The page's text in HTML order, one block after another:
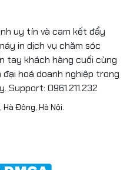
so với thế
bảnGA403WM 2025
GPU RTX 5060, RAM
nhẹ đặc trưng.
100~240V AC 50/60Hz
G14 Sleeve
uy tín và cam kết đẩy
in dịch vụ chăm sóc
tay khách hàng cuối cùng
hoá doanh nghiệp trong
Support: 0961.211.232
Hà Đông, Hà Nội.